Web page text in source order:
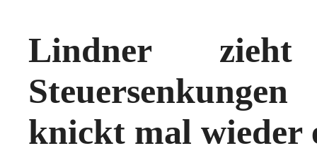
Lindner
knickt mal wieder